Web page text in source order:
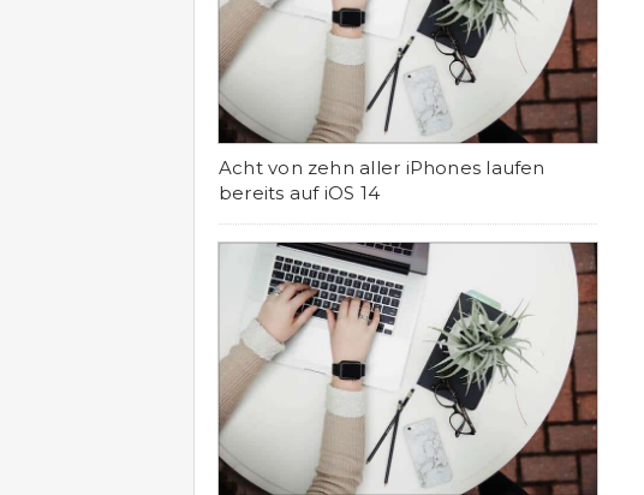
Acht von zehn aller iPhones laufen
bereits auf iOS 14